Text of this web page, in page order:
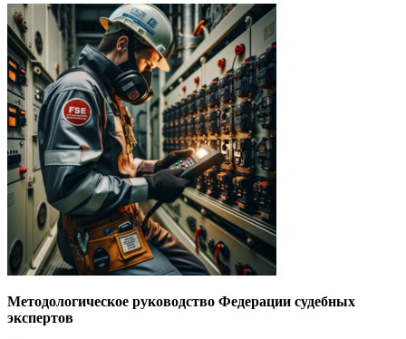
Методологическое руководство Федерации судебных
экспертов